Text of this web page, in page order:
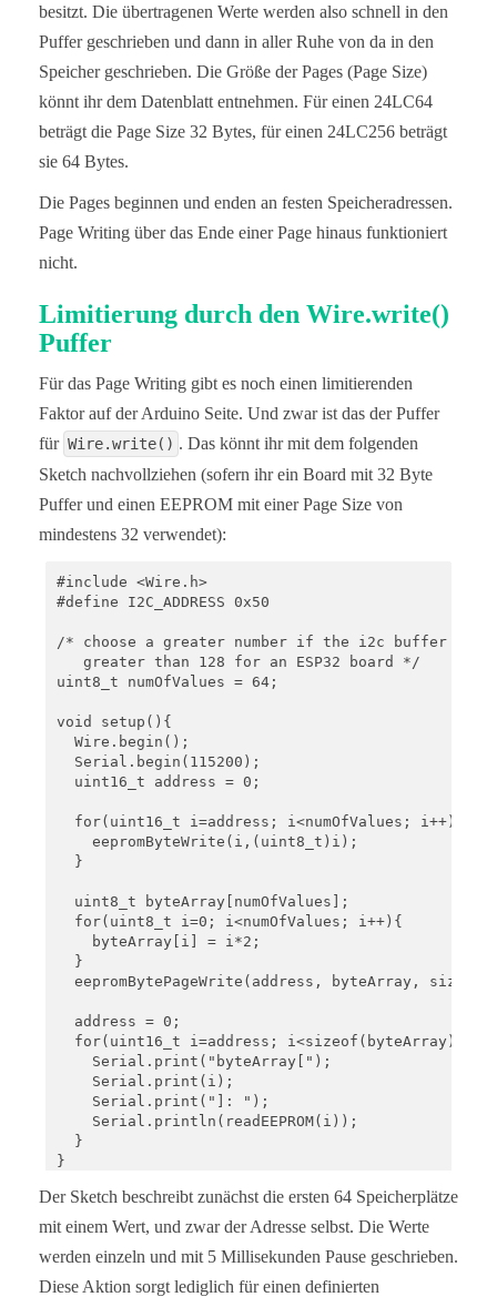
besitzt. Die übertragenen Werte werden also schnell in den
Puffer geschrieben und dann in aller Ruhe von da in den
Speicher geschrieben. Die Größe der Pages (Page Size)
könnt ihr dem Datenblatt entnehmen. Für einen 24LC64
beträgt die Page Size 32 Bytes, für einen 24LC256 beträgt
sie 64 Bytes.
Die Pages beginnen und enden an festen Speicheradressen.
Page Writing über das Ende einer Page hinaus funktioniert
nicht.
Limitierung durch den Wire.write()
Puffer
Für das Page Writing gibt es noch einen limitierenden
Faktor auf der Arduino Seite. Und zwar ist das der Puffer
für Wire.write() . Das könnt ihr mit dem folgenden
Sketch nachvollziehen (sofern ihr ein Board mit 32 Byte
Puffer und einen EEPROM mit einer Page Size von
mindestens 32 verwendet):
#include <Wire.h>
#define I2C_ADDRESS 0x50
/* choose a greater number if the i2c buffer is
   greater than 128 for an ESP32 board */
uint8_t numOfValues = 64;
void setup(){
  Wire.begin();
  Serial.begin(115200);
  uint16_t address = 0;
  for(uint16_t i=address; i<numOfValues; i++){
    eepromByteWrite(i,(uint8_t)i);
  }
  uint8_t byteArray[numOfValues];
  for(uint8_t i=0; i<numOfValues; i++){
    byteArray[i] = i*2;
  }
eepromBytePageWrite(address, byteArray,
  address = 0;
for(uint16_t i=address; i<sizeof(byteArray);
    Serial.print("byteArray[");
    Serial.print(i);
    Serial.print("]: ");
    Serial.println(readEEPROM(i));
  }
}
void eepromByteWrite(uint16_t addr, uint8_t
  Wire.write((uint8_t)(addr >> 8));
  Wire.write((uint8_t)(addr & 0xFF));
Der Sketch beschreibt zunächst die ersten 64 Speicherplätze
mit einem Wert, und zwar der Adresse selbst. Die Werte
werden einzeln und mit 5 Millisekunden Pause geschrieben.
Diese Aktion sorgt lediglich für einen definierten